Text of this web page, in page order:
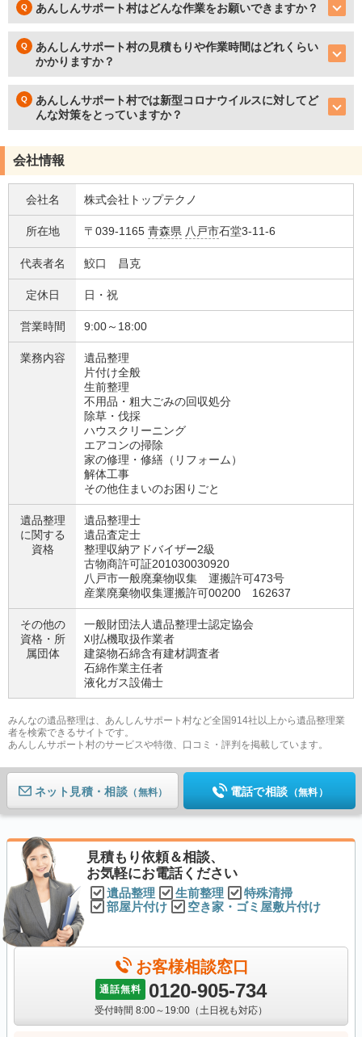
あんしんサポート村はどんな作業をお願いできますか？
あんしんサポート村の見積もりや作業時間はどれくらい
かかりますか？
あんしんサポート村では新型コロナウイルスに対してど
んな対策をとっていますか？
会社情報
会社名 株式会社トップテクノ
所在地 〒039-1165 青森県 八戸市石堂3-11-6
代表者名 鮫口 昌克
定休日 日・祝
営業時間 9:00～18:00
業務内容
遺品整理
片付け全般
生前整理
不用品・粗大ごみの回収処分
除草・伐採
ハウスクリーニング
エアコンの掃除
家の修理・修繕（リフォーム）
解体工事
その他住まいのお困りごと
遺品整理
に関する
資格
遺品整理士
遺品査定士
整理収納アドバイザー2級
古物商許可証201030030920
八戸市一般廃棄物収集 運搬許可473号
産業廃棄物収集運搬許可00200 162637
その他の
資格・ 所
属団体
一般財団法人遺品整理士認定協会
刈払機取扱作業者
建築物石綿含有建材調査者
石綿作業主任者
液化ガス設備士
みんなの遺品整理は、あんしんサポート村など全国914社以上から遺品整理業
者を検索できるサイトです。
あんしんサポート村のサービスや特徴、口コミ・評判を掲載しています。
ネット見積 （無料） 電話で相談 （無料）
見積もり依頼＆相談、
お気軽にお電話ください
遺品整理 生前整理
特殊清掃
部屋片付け
空き家・ゴミ屋敷片付け
お客様相談窓口
通話無料 0120-905-734
受付時間 8:00～19:00（土日祝も対応）